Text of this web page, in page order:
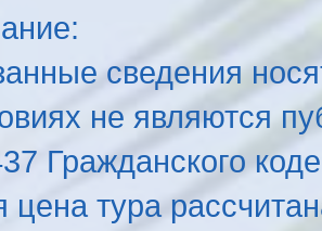
сведения
не являются
Гражданского
цена тура